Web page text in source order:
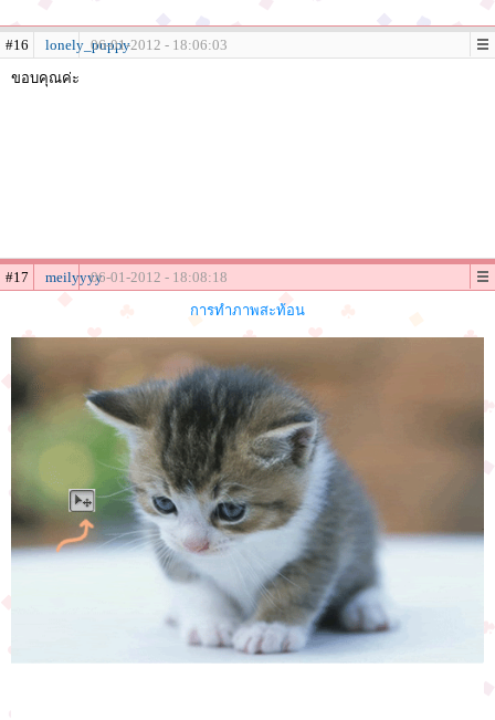
#16 lonely_puppy06-01-2012 - 18:06:03
ขอบคุณค่ะ
#17 meilyyyy06-01-2012 - 18:08:18
การทำภาพสะท้อน